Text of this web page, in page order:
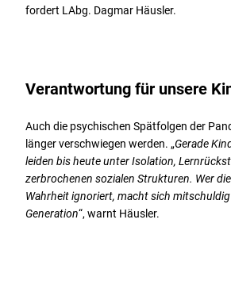
fordert LAbg. Dagmar Häusler.
Verantwortung für unsere
Auch die psychischen Spätfolgen der
länger verschwiegen werden. „Gerade
leiden bis heute unter Isolation,
zerbrochenen sozialen Strukturen. Wer
Wahrheit ignoriert, macht sich
Generation“, warnt Häusler.